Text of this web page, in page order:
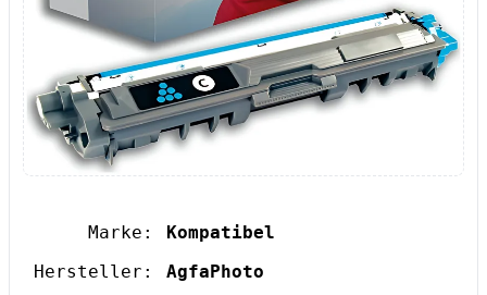
Marke:
Kompatibel
Hersteller:
AgfaPhoto